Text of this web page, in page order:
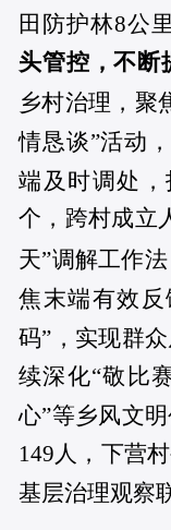
田防护林8公
头管控，不断
乡村治理，聚
情恳谈”活动
端及时调处，
个，跨村成立
天”调解工作
焦末端有效反
码”，实现群
续深化“敬比
心”等乡风文
149人，下营
基层治理观察